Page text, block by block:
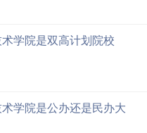
学院是双高计划院校
学院是公办还是民办大